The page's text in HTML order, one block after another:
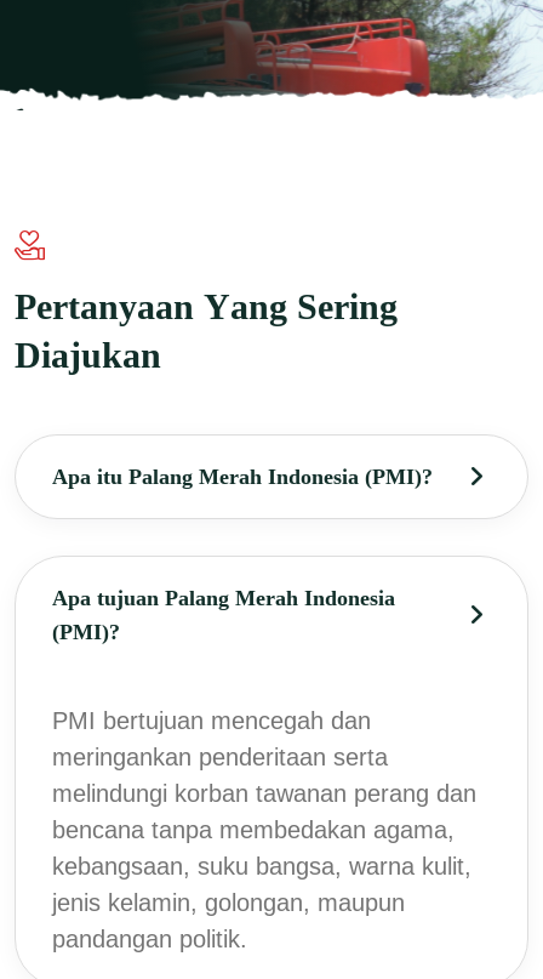
Pertanyaan Yang Sering
Diajukan
Apa itu Palang Merah Indonesia (PMI)?
Apa tujuan Palang Merah Indonesia
(PMI)?
PMI bertujuan mencegah dan
meringankan penderitaan serta
melindungi korban tawanan perang dan
bencana tanpa membedakan agama,
kebangsaan, suku bangsa, warna kulit,
jenis kelamin, golongan, maupun
pandangan politik.